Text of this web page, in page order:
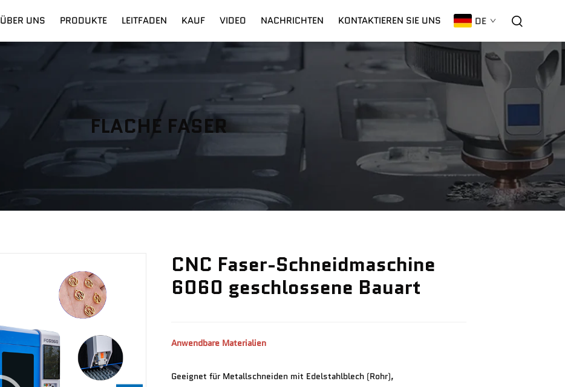
ÜBER UNS PRODUKTE LEITFADEN KAUF
Versand Ausbildung Garantie
VIDEO
Digitaler Schneidetisch C02 Laser CNC-Plasma
NACHRICHTEN KONTAKTIEREN SIE UNS DE
FLACHE FASER
CNC Faser-Schneidmaschine
6060 geschlossene Bauart
Anwendbare Materialien
Geeignet für Metallschneiden mit Edelstahlblech (Rohr),